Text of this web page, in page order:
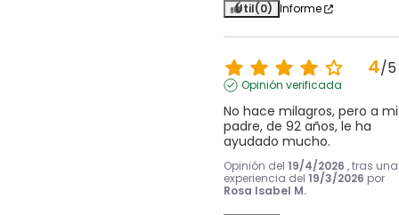
Útil(0) Informe
4/5
Opinión verificada
No hace milagros, pero a mi
padre, de 92 años, le ha
ayudado mucho.
Opinión del 19/4/2026 , tras una
experiencia del 19/3/2026 por
Rosa Isabel M.